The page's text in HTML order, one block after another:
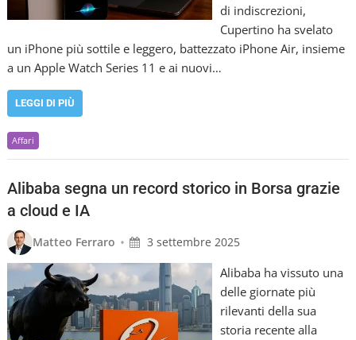
di indiscrezioni,
Cupertino ha svelato
un iPhone più sottile e leggero, battezzato iPhone Air, insieme
a un Apple Watch Series 11 e ai nuovi…
LEGGI DI PIÙ
Affari
Alibaba segna un record storico in Borsa grazie
a cloud e IA
Matteo Ferraro • 3 settembre 2025
Alibaba ha vissuto una
delle giornate più
rilevanti della sua
storia recente alla